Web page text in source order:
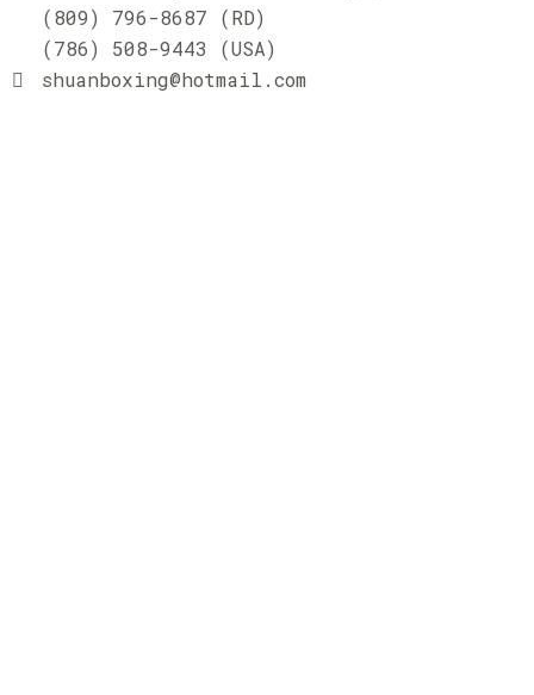
(809) 796-8687 (RD)
(786) 508-9443 (USA)
shuanboxing@hotmail.com